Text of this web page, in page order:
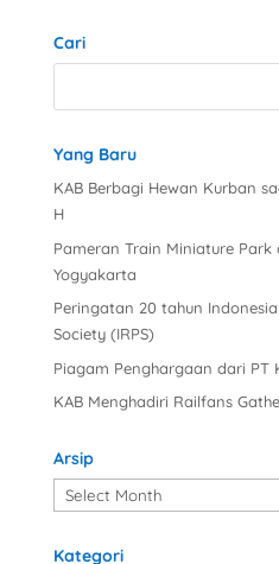
Cari
Yang Baru
KAB Berbagi Hewan Kurban
H
Pameran Train Miniature
Yogyakarta
Peringatan 20 tahun
Society (IRPS)
Piagam Penghargaan dari PT
KAB Menghadiri Railfans
Arsip
Arsip
Kategori